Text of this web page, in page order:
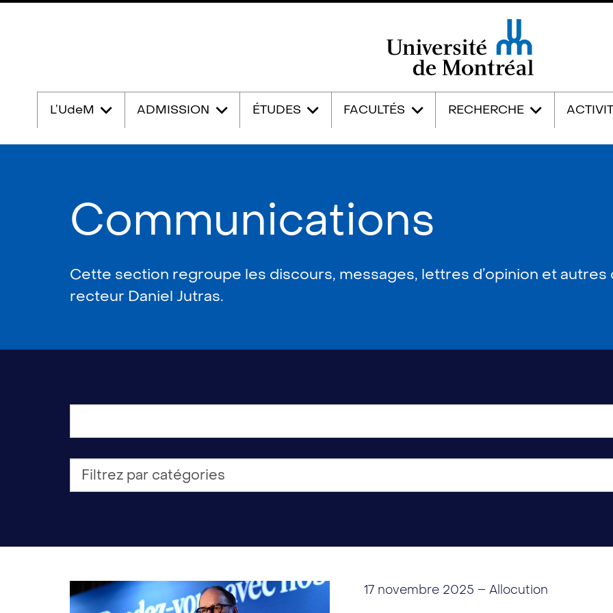
L’UdeM ADMISSION ÉTUDES FACULTÉS RECHERCHE
Communications
Cette section regroupe les discours, messages, lettres d’opinion et
recteur Daniel Jutras.
17 novembre 2025 – Allocution